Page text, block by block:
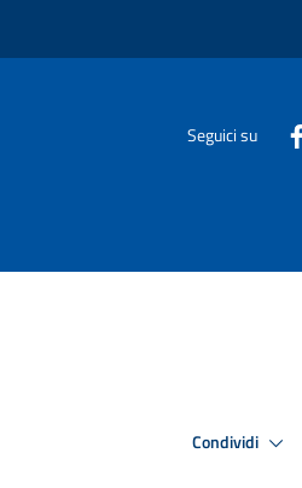
Seguici su
Condividi